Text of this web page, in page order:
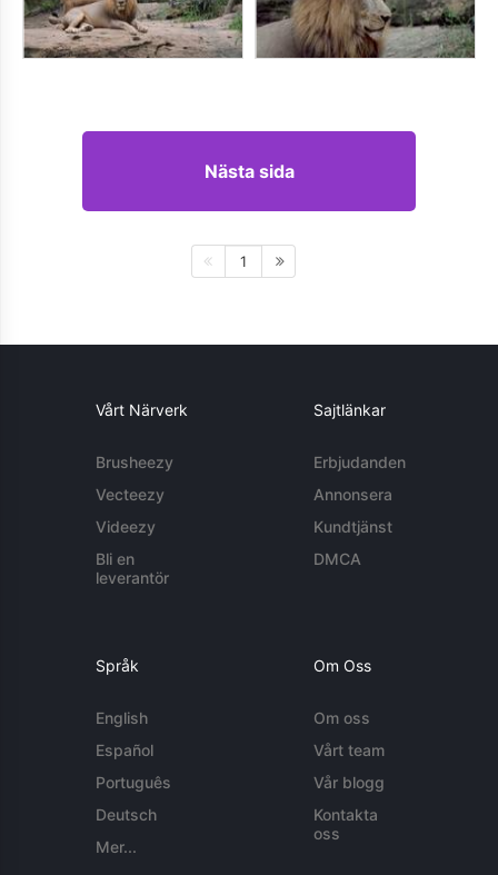
Nästa sida
1
Vårt Närverk
Brusheezy
Vecteezy
Videezy
Bli en
leverantör
Sajtlänkar
Erbjudanden
Annonsera
Kundtjänst
DMCA
Språk
English
Español
Português
Deutsch
Mer...
Om Oss
Om oss
Vårt team
Vår blogg
Kontakta
oss